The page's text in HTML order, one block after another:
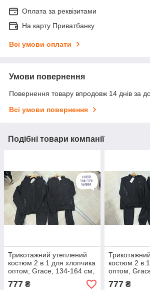
Оплата за реквізитами
На карту Приватбанку
Всі умови оплати
Умови повернення
Повернення товару впродовж 14 днів за
Всі умови повернення
Подібні товари компанії
Трикотажний утеплений
костюм 2 в 1 для хлопчика
оптом, Grace, 134-164 см,
№ B14890
777 ₴
костюм 2 в
оптом,
№ B14887
777₴